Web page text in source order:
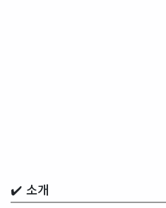
✔️ 소개